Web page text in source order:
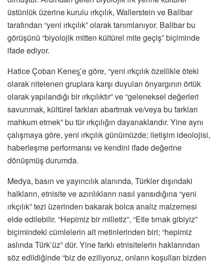
üstünlük üzerine kurulu ırkçılık, Wallerstein ve Balibar
tarafından “yeni ırkçılık” olarak tanımlanıyor. Balibar bu
görüşünü “biyolojik mitten kültürel mite geçiş” biçiminde
ifade ediyor.
Hatice Çoban Keneş̧’e göre, “yeni ırkçılık özellikle öteki
olarak nitelenen gruplara karşı duyulan önyargının örtük
olarak yapılandığı bir ırkçılıktır” ve “geleneksel değerleri
savunmak, kültürel farkları abartmak ve/veya bu farkları
mahkum etmek” bu tür ırkçılığın dayanaklarıdır. Yine aynı
çalışmaya göre, yeni ırkçılık günümüzde; iletişim ideolojisi,
haberleşme performansı ve kendini ifade değerine
dönüşmüş durumda.
Medya, basın ve yayıncılık alanında, Türkler dışındaki
halkların, etnisite ve azınlıkların nasıl yansıdığına “yeni
ırkçılık” tezi üzerinden bakarak bolca analiz malzemesi
elde edilebilir. “Hepimiz bir milletiz”, “Etle tırnak gibiyiz”
biçimindeki cümlelerin alt metinlerinden biri; “hepimiz
aslında Türk’üz” dür. Yine farklı etnisitelerin haklarından
söz edildiğinde “biz de eziliyoruz, onların koşulları bizden